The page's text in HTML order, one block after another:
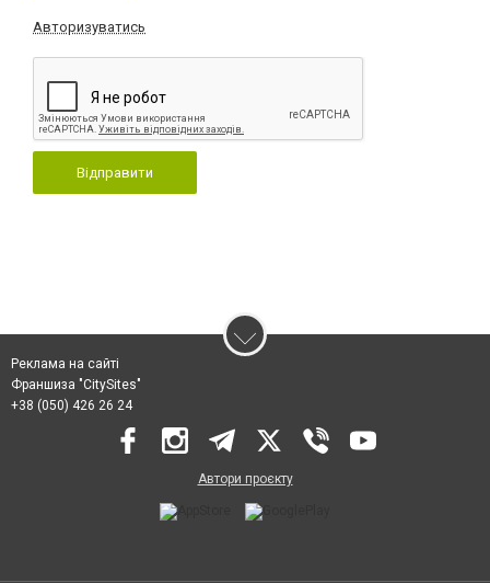
Авторизуватись
Відправити
Реклама на сайті
Франшиза "CitySites"
+38 (050) 426 26 24
Автори проєкту